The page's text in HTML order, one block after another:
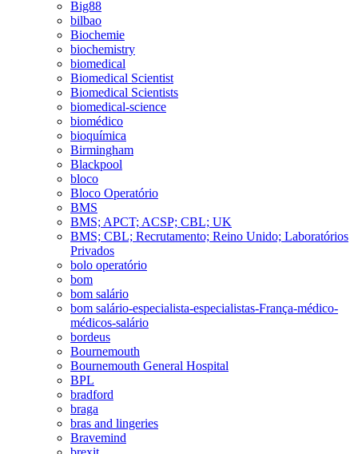
Big88
bilbao
Biochemie
biochemistry
biomedical
Biomedical Scientist
Biomedical Scientists
biomedical-science
biomédico
bioquímica
Birmingham
Blackpool
bloco
Bloco Operatório
BMS
BMS; APCT; ACSP; CBL; UK
BMS; CBL; Recrutamento; Reino Unido; Laboratórios
Privados
bolo operatório
bom
bom salário
bom salário-especialista-especialistas-França-médico-
médicos-salário
bordeus
Bournemouth
Bournemouth General Hospital
BPL
bradford
braga
bras and lingeries
Bravemind